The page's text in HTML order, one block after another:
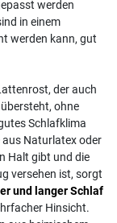
werden
in einem
werden kann, gut
der auch
ohne
Schlafklima
Naturlatex oder
Halt gibt und die
versehen ist, sorgt
und langer Schlaf
Hinsicht.